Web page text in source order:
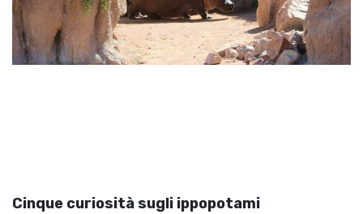
Cinque curiosità sugli ippopotami